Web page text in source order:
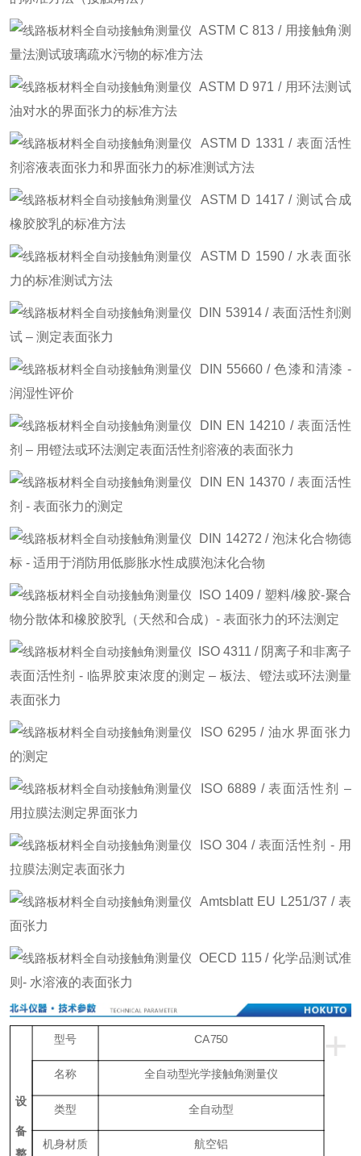
ASTM C 813 / 用接触角测
量法测试玻璃疏水污物的标准方法
ASTM D 971 / 用环法测试
油对水的界面张力的标准方法
ASTM D 1331 / 表面活性
剂溶液表面张力和界面张力的标准测试方法
ASTM D 1417 / 测试合成
橡胶胶乳的标准方法
ASTM D 1590 / 水表面张
力的标准测试方法
DIN 53914 / 表面活性剂测
试 – 测定表面张力
DIN 55660 / 色漆和清漆 -
润湿性评价
DIN EN 14210 / 表面活性
剂 – 用镫法或环法测定表面活性剂溶液的表面张力
DIN EN 14370 / 表面活性
剂 - 表面张力的测定
DIN 14272 / 泡沫化合物德
标 - 适用于消防用低膨胀水性成膜泡沫化合物
ISO 1409 / 塑料/橡胶-聚合
物分散体和橡胶胶乳（天然和合成）- 表面张力的环法测定
ISO 4311 / 阴离子和非离子
表面活性剂 - 临界胶束浓度的测定 – 板法、镫法或环法测量
表面张力
ISO 6295 / 油水界面张力
的测定
ISO 6889 / 表面活性剂 –
用拉膜法测定界面张力
ISO 304 / 表面活性剂 - 用
拉膜法测定表面张力
Amtsblatt EU L251/37 / 表
面张力
OECD 115 / 化学品测试准
则- 水溶液的表面张力
+
设
备
整
型号 CA750
名称 全自动型光学接触角测量仪
类型 全自动型
机身材质 航空铝